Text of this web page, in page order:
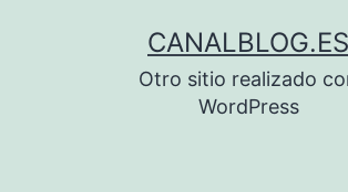
CANALBLOG.ES
Otro sitio realizado
WordPress